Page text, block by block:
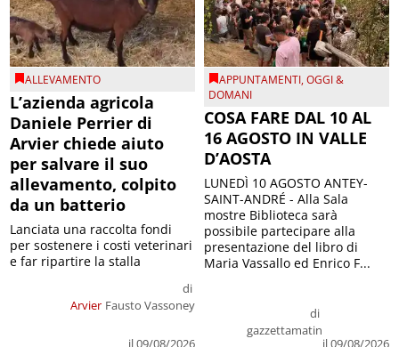
ALLEVAMENTO
L’azienda agricola
Daniele Perrier di
Arvier chiede aiuto
per salvare il suo
allevamento, colpito
da un batterio
Arvier
di
Fausto Vassoney
il 09/08/2026
Lanciata una raccolta fondi
per sostenere i costi veterinari
e far ripartire la stalla
APPUNTAMENTI,OGGI &
DOMANI
COSA FARE DAL 10 AL
16 AGOSTO IN VALLE
D’AOSTA
di
gazzettamatin
il 09/08/2026
LUNEDÌ 10 AGOSTO ANTEY-
SAINT-ANDRÉ - Alla Sala
mostre Biblioteca sarà
possibile partecipare alla
presentazione del libro di
Maria Vassallo ed Enrico F...